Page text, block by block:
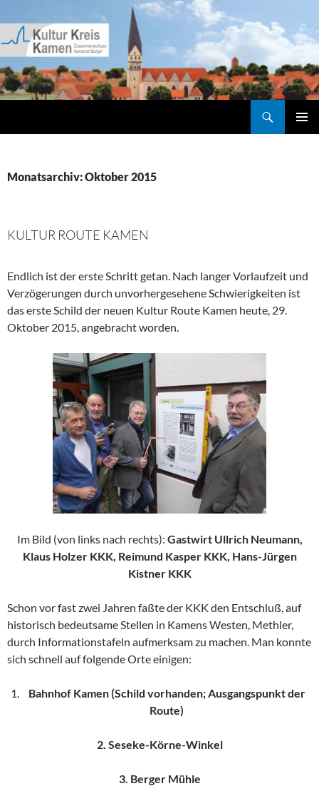
Inhalt
springen
Monatsarchiv: Oktober 2015
KULTUR ROUTE KAMEN
Endlich ist der erste Schritt getan. Nach langer Vorlaufzeit und
Verzögerungen durch unvorhergesehene Schwierigkeiten ist
das erste Schild der neuen Kultur Route Kamen heute, 29.
Oktober 2015, angebracht worden.
Im Bild (von links nach rechts): Gastwirt Ullrich Neumann,
Klaus Holzer KKK, Reimund Kasper KKK, Hans-Jürgen
Kistner KKK
Schon vor fast zwei Jahren faßte der KKK den Entschluß, auf
historisch bedeutsame Stellen in Kamens Westen, Methler,
durch Informationstafeln aufmerksam zu machen. Man konnte
sich schnell auf folgende Orte einigen:
Bahnhof Kamen (Schild vorhanden; Ausgangspunkt der
Route)
2. Seseke-Körne-Winkel
3. Berger Mühle